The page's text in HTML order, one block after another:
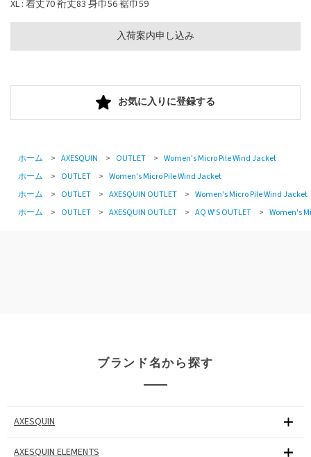
入荷案内申し込み
XL : 着丈70 裄丈83 身巾56 裾巾59
お気に入りに登録する
ホーム > AXESQUIN > OUTLET > Women's Micro Pile Wind Jacket
ホーム
> OUTLET > Women's Micro Pile Wind Jacket
ホーム
> OUTLET > AXESQUIN OUTLET > Women's Micro Pile Wind Jacket
ホーム
> OUTLET > AXESQUIN OUTLET > AQ W'S OUTLET > Women's
ブランド名から探す
AXESQUIN
AXESQUIN ELEMENTS